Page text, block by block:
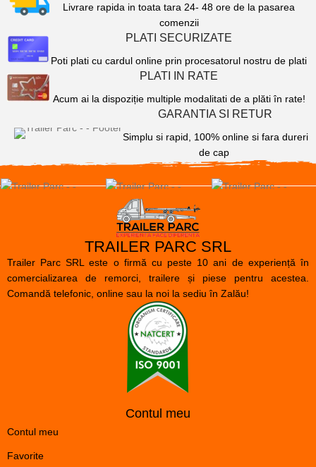
Livrare rapida in toata tara 24- 48 ore de la pasarea
comenzii
PLATI SECURIZATE
Poti plati cu cardul online prin procesatorul nostru de plati
PLATI IN RATE
Acum ai la dispoziție multiple modalitati de a plăti în rate!
GARANTIA SI RETUR
Simplu si rapid, 100% online si fara dureri
de cap
TRAILER PARC SRL
Trailer Parc SRL este o firmă cu peste 10 ani de experiență în
comercializarea de remorci, trailere și piese pentru acestea.
Comandă telefonic, online sau la noi la sediu în Zalău!
Contul meu
Contul meu
Favorite